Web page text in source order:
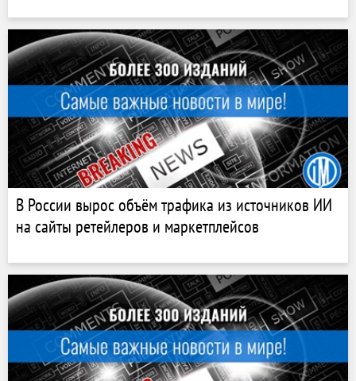
В России вырос объём трафика из источников ИИ
на сайты ретейлеров и маркетплейсов